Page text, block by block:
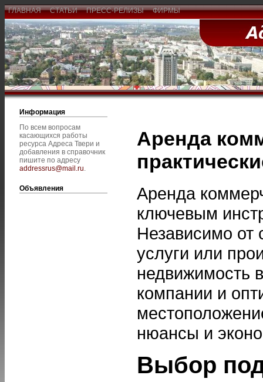
ГЛАВНАЯ СТАТЬИ ПРЕСС-РЕЛИЗЫ ФИРМЫ
Информация
По всем вопросам
касающихся работы
ресурса Адреса Твери и
добавления в справочник
пишите по адресу
addressrus@mail.ru.
Объявления
Аренда
Аренда
ключевым
Независимо от
услуги или
недвижимость
компании и
нюансы и
Выбор